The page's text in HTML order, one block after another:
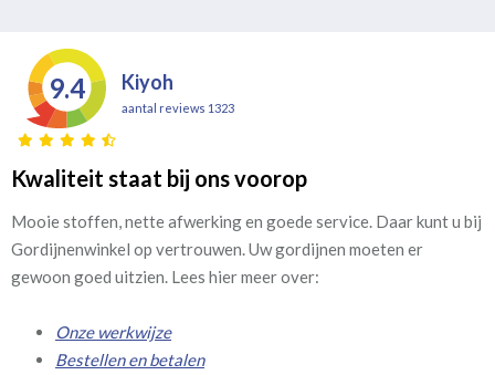
9.4 Kiyoh
aantal reviews 1323
Kwaliteit staat bij ons voorop
Mooie stoffen, nette afwerking en goede service. Daar kunt u bij
Gordijnenwinkel op vertrouwen. Uw gordijnen moeten er
gewoon goed uitzien. Lees hier meer over:
Onze werkwijze
Bestellen en betalen